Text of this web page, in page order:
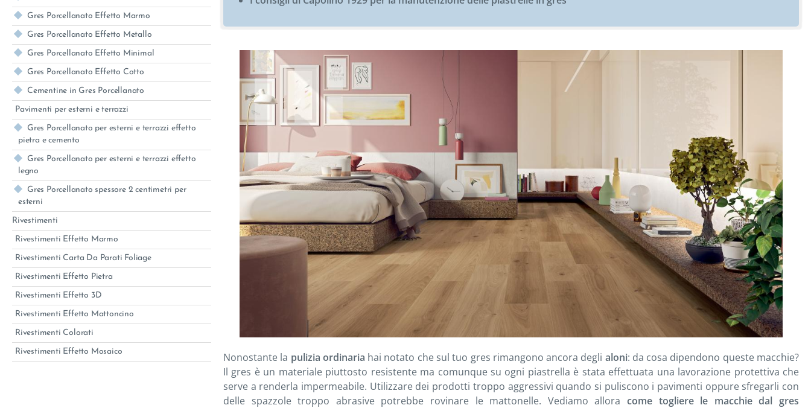
Gres Porcellanato Effetto Marmo
Gres Porcellanato Effetto Metallo
Gres Porcellanato Effetto Minimal
Gres Porcellanato Effetto Cotto
Cementine in Gres Porcellanato
Pavimenti per esterni e terrazzi
Gres Porcellanato per esterni e terrazzi effetto
pietra e cemento
Gres Porcellanato per esterni e terrazzi effetto
legno
Gres Porcellanato spessore 2 centimetri per
esterni
Rivestimenti
Rivestimenti Effetto Marmo
Rivestimenti Carta Da Parati Foliage
Rivestimenti Effetto Pietra
Rivestimenti Effetto 3D
Rivestimenti Effetto Mattoncino
Rivestimenti Colorati
Rivestimenti Effetto Mosaico Nonostante la pulizia ordinaria hai notato che sul tuo gres rimangono ancora degli aloni: da cosa dipendono queste macchie?
Il gres è un materiale piuttosto resistente ma comunque su ogni piastrella è stata effettuata una lavorazione protettiva che
serve a renderla impermeabile. Utilizzare dei prodotti troppo aggressivi quando si puliscono i pavimenti oppure sfregarli con
delle spazzole troppo abrasive potrebbe rovinare le mattonelle. Vediamo allora come togliere le macchie dal gres